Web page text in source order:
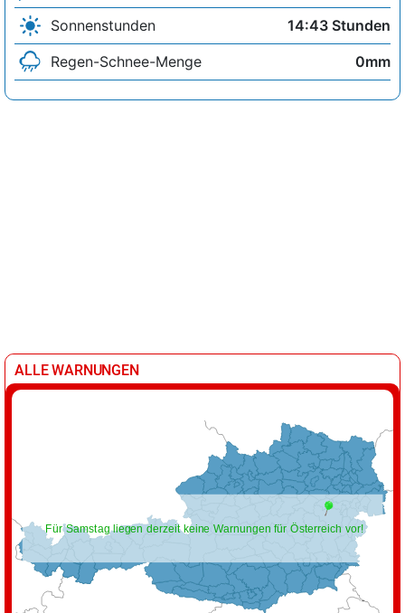
Sonnenstunden
14:43 Stunden
Regen-Schnee-Menge
0mm
ALLE WARNUNGEN
Für Samstag liegen derzeit keine Warnungen für Österreich vor!